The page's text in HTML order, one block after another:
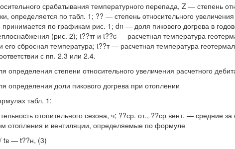
срабатывания температурного перепада, Z — степень
определяется по табл. 1; ?? — степень относительного
по графикам рис. 1; dn — доля пикового догрева в
(рис. 2); t??тг и t??c — расчетная температура
его сбросная температура; t??т — расчетная температура
с пп. 2.3 или 2.4.
определения степени относительного увеличения расчетного
определения доли пикового догрева при отоплении
табл. 1:
отопительного сезона, ч; ??ср. от., ??ср вент. — средние
отопления и вентиляции, определяемые по формуле
tв — t??н, (3)